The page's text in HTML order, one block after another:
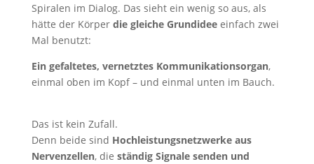
Spiralen im Dialog. Das sieht ein wenig so aus, als
hätte der Körper die gleiche Grundideeeinfach zwei
Mal benutzt:
Ein gefaltetes, vernetztes Kommunikationsorgan,
einmal oben im Kopf – und einmal unten im Bauch.
Das ist kein Zufall.
Denn beide sind Hochleistungsnetzwerke aus
Nervenzellen, die ständig Signale senden und